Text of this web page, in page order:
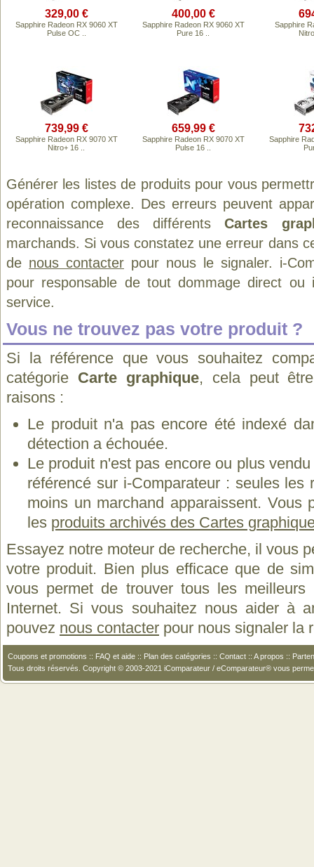
329,00 €
Sapphire Radeon RX 9060 XT
Pulse OC ..
400,00 €
Sapphire Radeon RX 9060 XT
Pure 16 ..
Sapphire
739,99 €
Sapphire Radeon RX 9070 XT
Nitro+ 16 ..
659,99 €
Sapphire Radeon RX 9070 XT
Pulse 16 ..
Sapphire
Générer les listes de produits pour vous
opération complexe. Des erreurs peuvent
reconnaissance des différentsCartes
marchands. Si vous constatez une erreur dans
de nous contacter pour nous le signaler. i-
pour responsable de tout dommage direct
service.
Vous ne trouvez pas votre produit ?
Si la référence que vous souhaitez
catégorie Carte graphique, cela peut
raisons :
Le produit n'a pas encore été indexé
détection a échouée.
Le produit n'est pas encore ou plus
référencé sur i-Comparateur : seules les
moins un marchand apparaissent. Vous
les produits archivés des Cartes
Essayez notre moteur de recherche, il vous
votre produit. Bien plus efficace que de
vous permet de trouver tous les
Internet. Si vous souhaitez nous aider à
pouvez nous contacter pour nous signaler la
Coupons et promotions :: FAQ et aide :: Plan des catégories :: Contact :: A propos ::
Tous droits réservés. Copyright © 2003-2021 iComparateur / eComparateur® vous